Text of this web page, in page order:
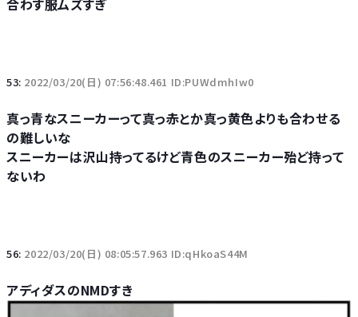
合わす服ムズすぎ
53: 2022/03/20(日) 07:56:48.461 ID:PUWdmhIw0
真っ青なスニーカーって真っ赤とか真っ黄色よりも合わせる
の難しいな
スニーカーは沢山持ってるけど青色のスニーカー殆ど持って
ないわ
56: 2022/03/20(日) 08:05:57.963 ID:qHkoaS44M
アディダスのNMDすき